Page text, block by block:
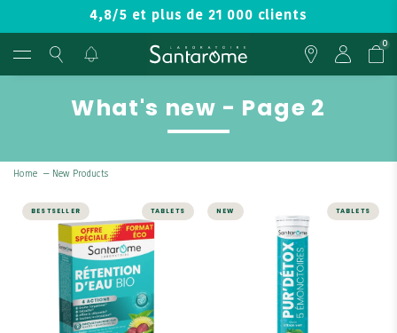
4,8/5 et plus de 21 000 clients
0
What's new - Page 2
Home — New Products
BESTSELLER TABLETS
SLIMMING
Organic Water
Retention - 30
tablets
Give your legs a break!
NEW TABLETS
Pur'Détox 5
Émonctoires - 20
Pastilles
effervescentes
Complexe DÉTOX ACTIV' :
BOSWELLIA + BARDANE +